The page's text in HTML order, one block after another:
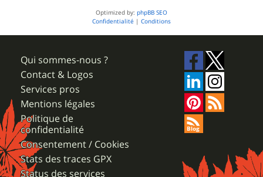
Optimized by: phpBB SEO
Confidentialité | Conditions
Qui sommes-nous ?
Contact & Logos
Services pros
Mentions légales
Politique de
confidentialité
Consentement / Cookies
Stats des traces GPX
Status des services